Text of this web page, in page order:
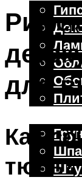
для
Как
тюль?